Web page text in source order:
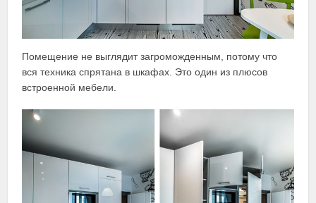
Помещение не выглядит загроможденным, потому что
вся техника спрятана в шкафах. Это один из плюсов
встроенной мебели.